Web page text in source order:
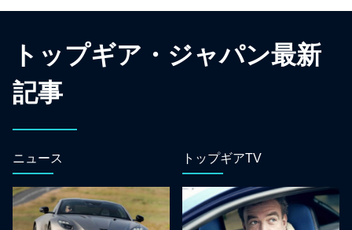
トップギア・ジャパン最新
記事
ニュース トップギアTV